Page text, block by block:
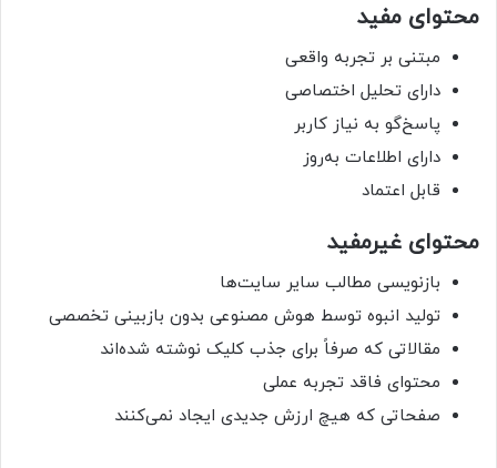
محتوای مفید
مبتنی بر تجربه واقعی
دارای تحلیل اختصاصی
پاسخ‌گو به نیاز کاربر
دارای اطلاعات به‌روز
قابل اعتماد
محتوای غیرمفید
بازنویسی مطالب سایر سایت‌ها
تولید انبوه توسط هوش مصنوعی بدون بازبینی تخصصی
مقالاتی که صرفاً برای جذب کلیک نوشته شده‌اند
محتوای فاقد تجربه عملی
صفحاتی که هیچ ارزش جدیدی ایجاد نمی‌کنند